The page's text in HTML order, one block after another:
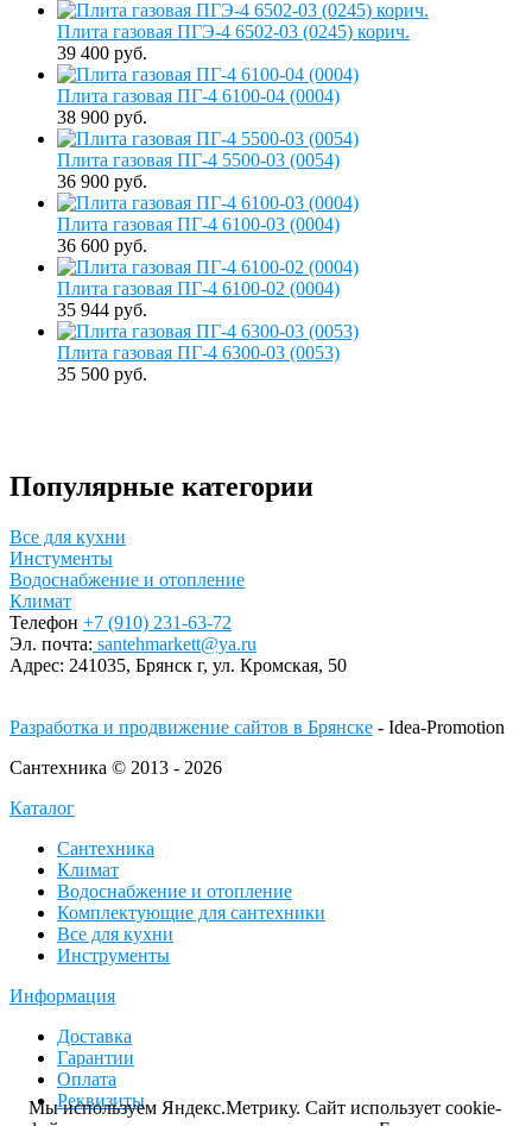
Плита газовая ПГЭ-4 6502-03 (0245) корич.
39 400 руб.
Плита газовая ПГ-4 6100-04 (0004)
38 900 руб.
Плита газовая ПГ-4 5500-03 (0054)
36 900 руб.
Плита газовая ПГ-4 6100-03 (0004)
36 600 руб.
Плита газовая ПГ-4 6100-02 (0004)
35 944 руб.
Плита газовая ПГ-4 6300-03 (0053)
35 500 руб.
Популярные категории
Все для кухни
Инстументы
Водоснабжение и отопление
Климат
Телефон +7 (910) 231-63-72
Эл. почта: santehmarkett@ya.ru
Адрес: 241035, Брянск г, ул. Кромская, 50
Разработка и продвижение сайтов в Брянске - Idea-Promotion
Сантехника © 2013 - 2026
Каталог
Сантехника
Климат
Водоснабжение и отопление
Комплектующие для сантехники
Все для кухни
Инструменты
Информация
Доставка
Гарантии
Оплата
Реквизиты
Мы используем Яндекс.Метрику. Сайт использует cookie-